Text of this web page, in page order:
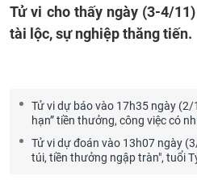
Tử vi cho thấy ngày (3-4/
tài lộc, sự nghiệp thăng tiến.
Tử vi dự báo vào 17h35 ngày (2/
hạn” tiền thưởng, công việc có
Tử vi dự đoán vào 13h07 ngày
túi, tiền thưởng ngập tràn", tuổi